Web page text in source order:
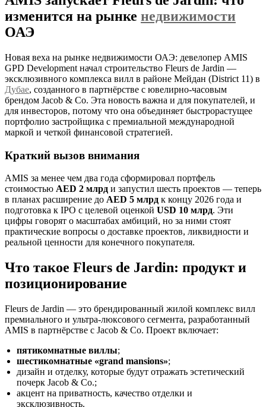
изменится на рынке недвижимости
ОАЭ
Новая веха на рынке недвижимости ОАЭ: девелопер AMIS
GPD Development начал строительство Fleurs de Jardin —
эксклюзивного комплекса вилл в районе Мейдан (District 11) в
Дубае, созданного в партнёрстве с ювелирно-часовым
брендом Jacob & Co. Эта новость важна и для покупателей, и
для инвесторов, потому что она объединяет быстрорастущее
портфолио застройщика с премиальной международной
маркой и четкой финансовой стратегией.
Краткий вызов внимания
AMIS за менее чем два года сформировал портфель
стоимостью AED 2 млрд и запустил шесть проектов — теперь
в планах расширение до AED 5 млрд к концу 2026 года и
подготовка к IPO с целевой оценкой USD 10 млрд. Эти
цифры говорят о масштабах амбиций, но за ними стоят
практические вопросы о доставке проектов, ликвидности и
реальной ценности для конечного покупателя.
Что такое Fleurs de Jardin: продукт и
позиционирование
Fleurs de Jardin — это брендированный жилой комплекс вилл
премиального и ультра-люксового сегмента, разработанный
AMIS в партнёрстве с Jacob & Co. Проект включает:
пятикомнатные виллы;
шестикомнатные «grand mansions»;
дизайн и отделку, которые будут отражать эстетический
почерк Jacob & Co.;
акцент на приватность, качество отделки и
эксклюзивность.